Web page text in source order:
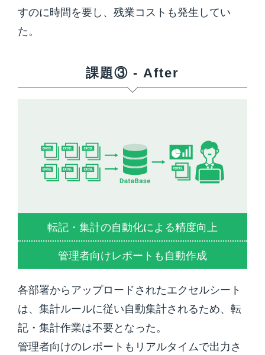
すのに時間を要し、残業コストも発生してい
た。
課題③ - After
転記・集計の自動化による精度向上
管理者向けレポートも自動作成
各部署からアップロードされたエクセルシート
は、集計ルールに従い自動集計されるため、転
記・集計作業は不要となった。
管理者向けのレポートもリアルタイムで出力さ